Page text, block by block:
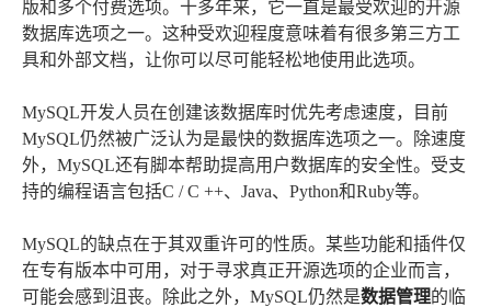
版和多个付费选项。十多年来，它一直是最受欢迎的开源
数据库选项之一。这种受欢迎程度意味着有很多第三方工
具和外部文档，让你可以尽可能轻松地使用此选项。
MySQL开发人员在创建该数据库时优先考虑速度，目前
MySQL仍然被广泛认为是最快的数据库选项之一。除速度
外，MySQL还有脚本帮助提高用户数据库的安全性。受支
持的编程语言包括C / C ++、Java、Python和Ruby等。
MySQL的缺点在于其双重许可的性质。某些功能和插件仅
在专有版本中可用，对于寻求真正开源选项的企业而言，
可能会感到沮丧。除此之外，MySQL仍然是数据管理的临